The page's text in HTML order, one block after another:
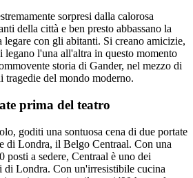
sorpresi dalla calorosa
della città e ben presto abbassano la
legare con gli abitanti. Si creano amicizie,
legano l'una all'altra in questo momento
storia di Gander, nel mezzo di
tragedie del mondo moderno.
prima del teatro
goditi una sontuosa cena di due portate
di Londra, il Belgo Centraal. Con una
posti a sedere, Centraal è uno dei
di Londra. Con un'irresistibile cucina